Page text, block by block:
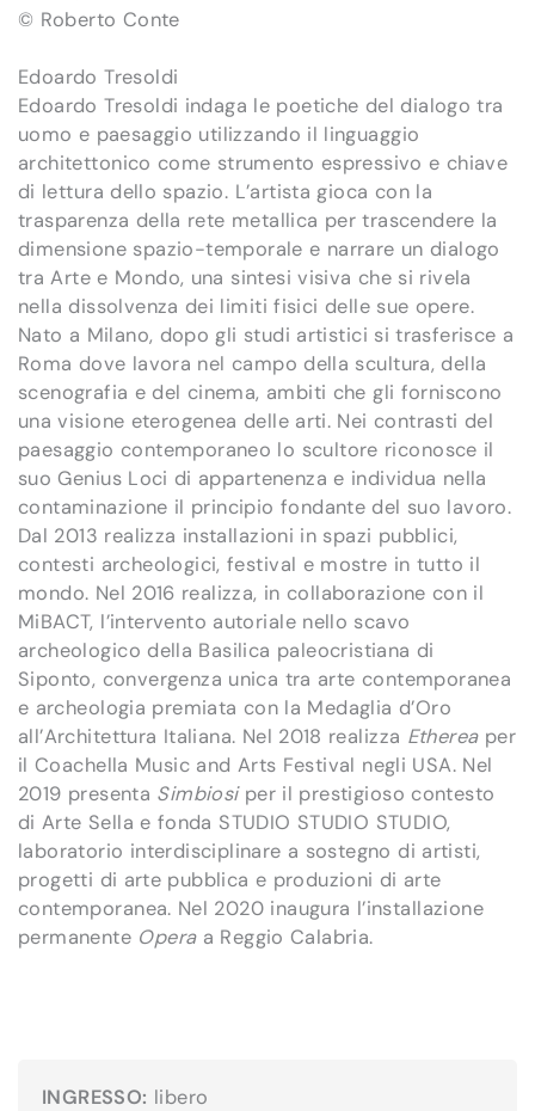
© Roberto Conte
Edoardo Tresoldi
Edoardo Tresoldi indaga le poetiche del dialogo tra
uomo e paesaggio utilizzando il linguaggio
architettonico come strumento espressivo e chiave
di lettura dello spazio. L’artista gioca con la
trasparenza della rete metallica per trascendere la
dimensione spazio-temporale e narrare un dialogo
tra Arte e Mondo, una sintesi visiva che si rivela
nella dissolvenza dei limiti fisici delle sue opere.
Nato a Milano, dopo gli studi artistici si trasferisce a
Roma dove lavora nel campo della scultura, della
scenografia e del cinema, ambiti che gli forniscono
una visione eterogenea delle arti. Nei contrasti del
paesaggio contemporaneo lo scultore riconosce il
suo Genius Loci di appartenenza e individua nella
contaminazione il principio fondante del suo lavoro.
Dal 2013 realizza installazioni in spazi pubblici,
contesti archeologici, festival e mostre in tutto il
mondo. Nel 2016 realizza, in collaborazione con il
MiBACT, l’intervento autoriale nello scavo
archeologico della Basilica paleocristiana di
Siponto, convergenza unica tra arte contemporanea
e archeologia premiata con la Medaglia d’Oro
all’Architettura Italiana. Nel 2018 realizza Ethereaper
il Coachella Music and Arts Festival negli USA. Nel
2019 presenta Simbiosiper il prestigioso contesto
di Arte Sella e fonda STUDIO STUDIO STUDIO,
laboratorio interdisciplinare a sostegno di artisti,
progetti di arte pubblica e produzioni di arte
contemporanea. Nel 2020 inaugura l’installazione
permanente Operaa Reggio Calabria.
INGRESSO: libero